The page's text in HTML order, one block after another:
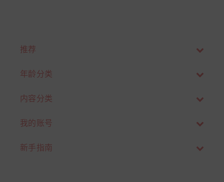
推荐
年龄分类
内容分类
我的账号
新手指南